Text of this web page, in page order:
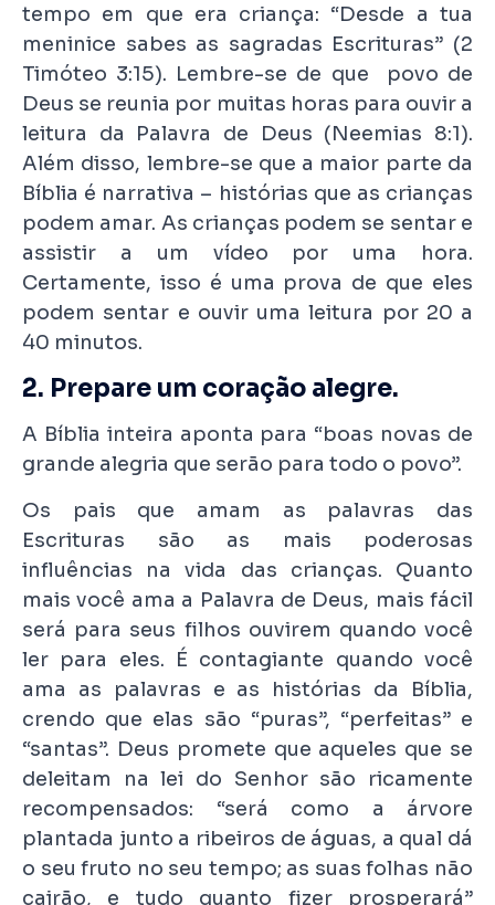
tempo em que era criança: “Desde a tua
meninice sabes as sagradas Escrituras” (2
Timóteo 3:15). Lembre-se de que povo de
Deus se reunia por muitas horas para ouvir a
leitura da Palavra de Deus (Neemias 8:1).
Além disso, lembre-se que a maior parte da
Bíblia é narrativa – histórias que as crianças
podem amar. As crianças podem se sentar e
assistir a um vídeo por uma hora.
Certamente, isso é uma prova de que eles
podem sentar e ouvir uma leitura por 20 a
40 minutos.
2. Prepare um coração alegre.
A Bíblia inteira aponta para “boas novas de
grande alegria que serão para todo o povo”.
Os pais que amam as palavras das
Escrituras são as mais poderosas
influências na vida das crianças. Quanto
mais você ama a Palavra de Deus, mais fácil
será para seus filhos ouvirem quando você
ler para eles. É contagiante quando você
ama as palavras e as histórias da Bíblia,
crendo que elas são “puras”, “perfeitas” e
“santas”. Deus promete que aqueles que se
deleitam na lei do Senhor são ricamente
recompensados: “será como a árvore
plantada junto a ribeiros de águas, a qual dá
o seu fruto no seu tempo; as suas folhas não
cairão, e tudo quanto fizer prosperará”